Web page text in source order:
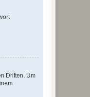
Dritten. Um